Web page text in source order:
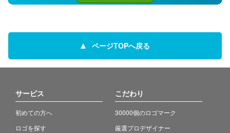
ページTOPへ戻る
サービス
初めての方へ
ロゴを探す
こだわり
30000個のロゴマーク
厳選プロデザイナー